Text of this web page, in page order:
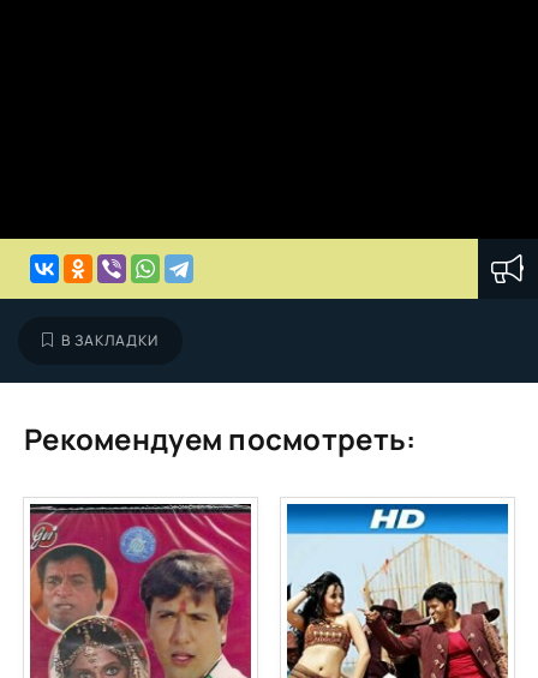
В ЗАКЛАДКИ
Рекомендуем посмотреть: